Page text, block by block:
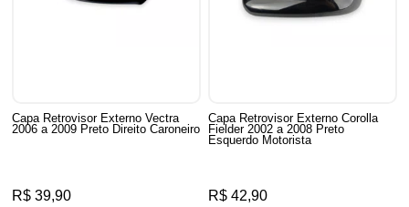
Capa Retrovisor Externo Vectra
2006 a 2009 Preto Direito Caroneiro
R$ 39,90
Capa Retrovisor Externo Corolla
Fielder 2002 a 2008 Preto
Esquerdo Motorista
R$ 42,90